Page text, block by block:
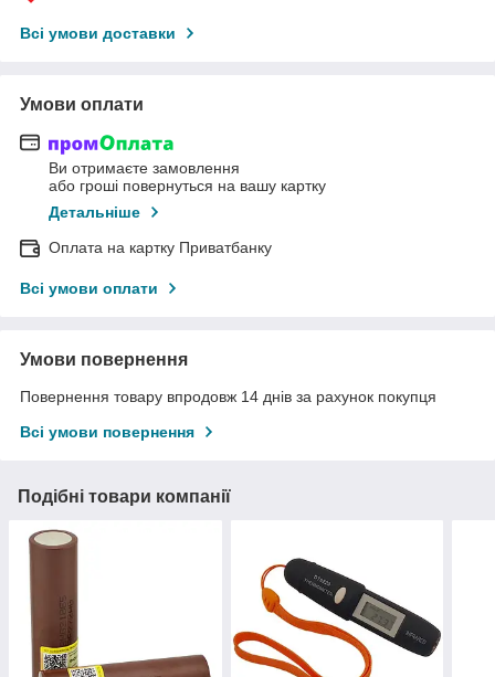
Всі умови доставки
Умови оплати
Ви отримаєте замовлення
або гроші повернуться на вашу картку
Детальніше
Оплата на картку Приватбанку
Всі умови оплати
Умови повернення
Повернення товару впродовж 14 днів за рахунок покупця
Всі умови повернення
Подібні товари компанії